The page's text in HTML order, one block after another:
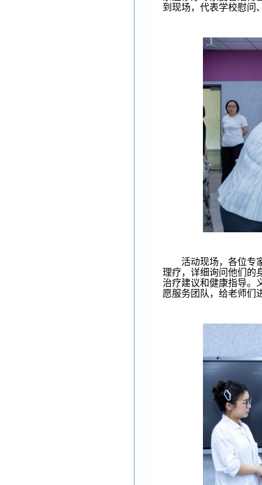
到现场，代表学校慰问
活动现场，各位专
理疗，详细询问他们的
治疗建议和健康指导。
愿服务团队 ，给老师们